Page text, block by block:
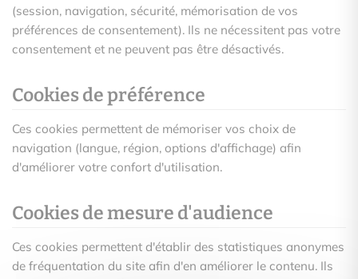
(session, navigation, sécurité, mémorisation de vos
préférences de consentement). Ils ne nécessitent pas votre
consentement et ne peuvent pas être désactivés.
Cookies de préférence
Ces cookies permettent de mémoriser vos choix de
navigation (langue, région, options d'affichage) afin
d'améliorer votre confort d'utilisation.
Cookies de mesure d'audience
Ces cookies permettent d'établir des statistiques anonymes
de fréquentation du site afin d'en améliorer le contenu. Ils